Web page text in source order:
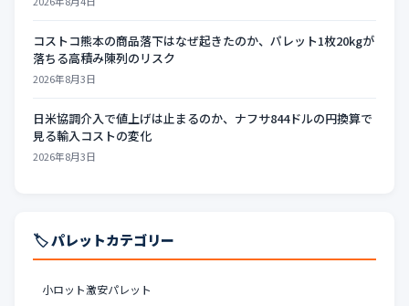
コストコ熊本の商品落下はなぜ起きたのか、パレット1枚20kgが
落ちる高積み陳列のリスク
2026年8月3日
日米協調介入で値上げは止まるのか、ナフサ844ドルの円換算で
見る輸入コストの変化
2026年8月3日
🏷️ パレットカテゴリー
小ロット激安パレット